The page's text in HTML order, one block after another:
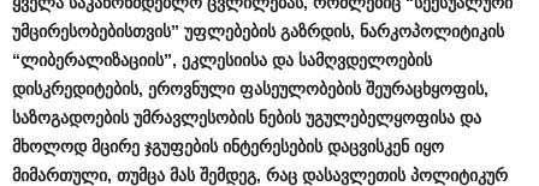
უმცირესობებისთვის” უფლებების გაზრდის, ნარკოპოლიტიკის
“ლიბერალიზაციის”, ეკლესიისა და სამღვდელოების
დისკრედიტების, ეროვნული ფასეულობების შეურაცხყოფის,
საზოგადოების უმრავლესობის ნების უგულებელყოფისა და
მხოლოდ მცირე ჯგუფების ინტერესების დაცვისკენ იყო
მიმართული, თუმცა მას შემდეგ, რაც დასავლეთის პოლიტიკურ